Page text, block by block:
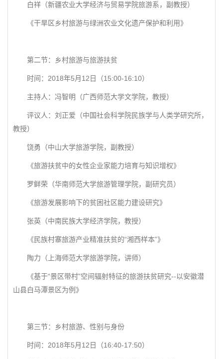
白祥（新疆农业大学经济与贸易学院旅游系，副教授）
《干旱区乡村旅游与绿洲农业文化遗产保护和利用》
第二节：乡村旅游与旅游扶贫
时间：2018年5月12日（15:00-16:10）
主持人：冯智明（广西师范大学文学院，教授）
评议人：刘正爱（中国社会科学院民族学与人类学研究所，
教授）
饶勇（中山大学旅游学院，副教授）
《旅游扶贫中的女性企业家能力培育与知识增权》
罗鲜荣（华南师范大学旅游管理学院，副研究员）
《旅游发展影响下的贫困社区能力建设研究》
张英（中南民族大学经济学院，教授）
《民族村寨旅游产业精准扶贫的“湘西样本”》
陶力（上海师范大学旅游学院，讲师）
《基于“景区带村”空间辐射特征的旅游扶贫研究--以安徽潜
山县白马潭景区为例》
第三节：乡村旅游、性别与身份
时间：2018年5月12日（16:40-17:50）